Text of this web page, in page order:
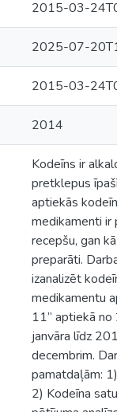
2015-03-
2025-07-
2015-03-
2014
Kodeīns ir
pretklepus
aptiekās
medikamenti ir
recepšu, gan
preparāti.
izanalizēt
medikamentu
11” aptiekā
janvāra līdz
decembrim.
pamatdaļām:
2) Kodeīna